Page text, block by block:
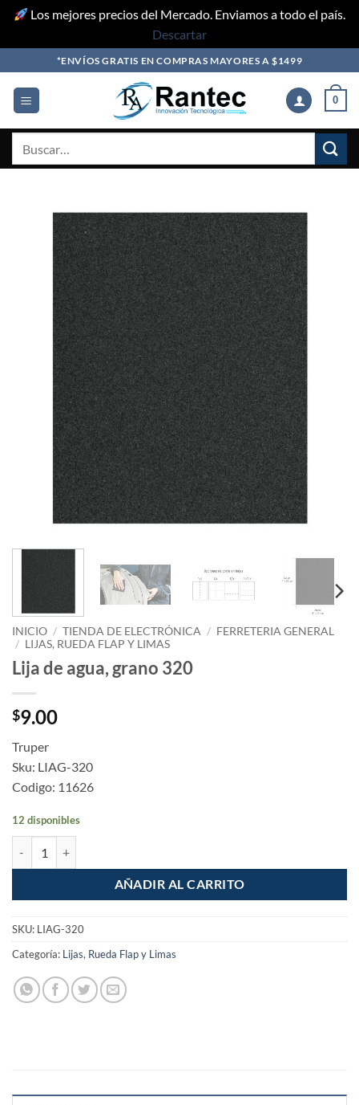
Los mejores precios del Mercado. Enviamos a todo el país.
Descartar
to
content
*ENVÍOS GRATIS EN COMPRAS MAYORES A $1499
0
INICIO / TIENDA DE ELECTRÓNICA / FERRETERIA GENERAL
/ LIJAS, RUEDA FLAP Y LIMAS
Lija de agua, grano 320
$9.00
Truper
Sku: LIAG-320
Codigo: 11626
12 disponibles
AÑADIR AL CARRITO
SKU: LIAG-320
Categoría: Lijas, Rueda Flap y Limas